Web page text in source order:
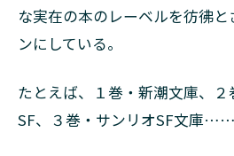
な実在の本のレーベルを彷彿
ンにしている。
たとえば、１巻・新潮文庫、
SF、３巻・サンリオSF文庫……